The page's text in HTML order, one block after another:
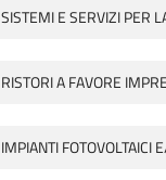
SISTEMI E SERVIZI PER
RISTORI A FAVORE
IMPIANTI FOTOVOLTAICI